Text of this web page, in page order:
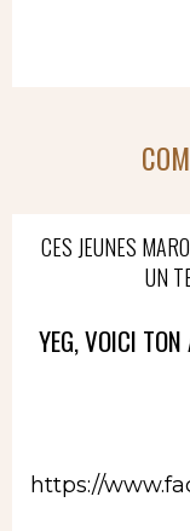
CES JEUNES
UN
YEG, VOICI TON
https://